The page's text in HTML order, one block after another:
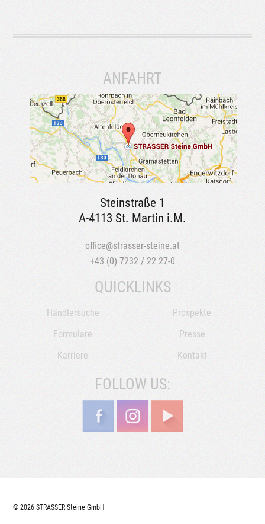
ANFAHRT
Steinstraße 1
A-4113 St. Martin i.M.
office@strasser-steine.at
+43 (0) 7232 / 22 27-0
QUICKLINKS
Händlersuche
Prospekte
Formulare
Presse
Karriere
Kontakt
FOLLOW US:
© 2026 STRASSER Steine GmbH